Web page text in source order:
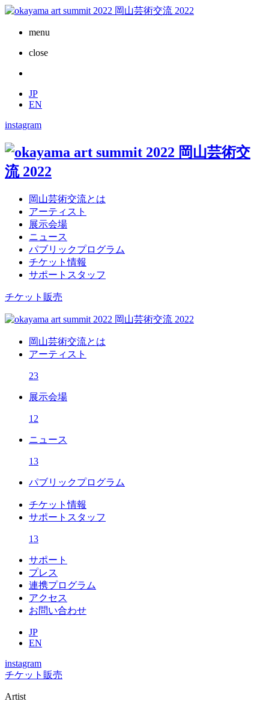
menu
close
JP
EN
instagram
岡山芸術交流とは
アーティスト
展示会場
ニュース
パブリックプログラム
チケット情報
サポートスタッフ
チケット販売
岡山芸術交流とは
アーティスト
23
展示会場
12
ニュース
13
パブリックプログラム
チケット情報
サポートスタッフ
13
サポート
プレス
連携プログラム
アクセス
お問い合わせ
JP
EN
instagram
チケット販売
Artist